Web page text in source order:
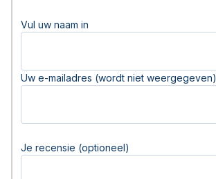
Vul uw naam in
Uw e-mailadres (wordt niet weergegeven)
Je recensie (optioneel)